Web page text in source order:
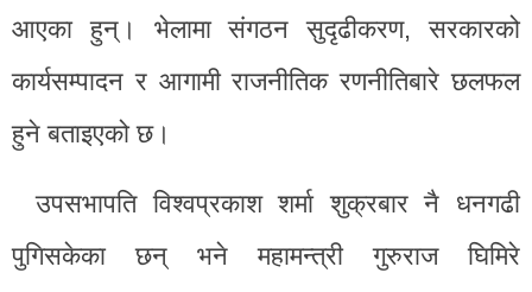
आएका हुन्। भेलामा संगठन सुदृढीकरण, सरकारको
कार्यसम्पादन र आगामी राजनीतिक रणनीतिबारे छलफल
हुने बताइएको छ।
उपसभापति विश्वप्रकाश शर्मा शुक्रबार नै धनगढी
पुगिसकेका छन् भने महामन्त्री गुरुराज घिमिरे